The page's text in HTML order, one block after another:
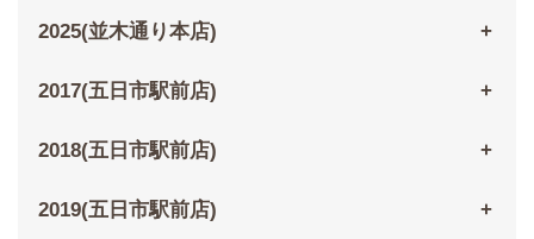
2025(並木通り本店)
2017(五日市駅前店)
2018(五日市駅前店)
2019(五日市駅前店)